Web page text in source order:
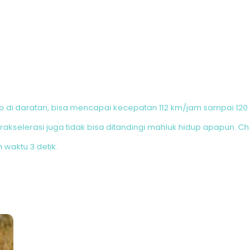
daratan, bisa mencapai kecepatan 112 km/jam sampai
juga tidak bisa ditandingi mahluk hidup apapun.
3 detik.